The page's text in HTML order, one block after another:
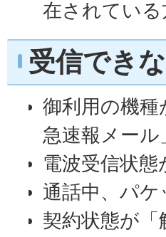
在されてい
受信でき
御利用の機
急速報メー
電波受信状
通話中、パ
契約状態が